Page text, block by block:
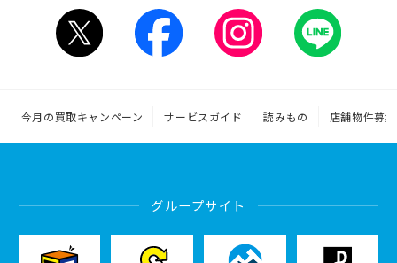
今月の買取キャンペーン サービスガイド 読みもの 店舗物件募集
グループサイト